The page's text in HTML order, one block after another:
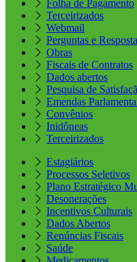
Folha de Pagamento
Terceirizados
Webmail
Perguntas e
Obras
Fiscais de Contratos
Dados abertos
Pesquisa de
Emendas
Convênios
Inidôneas
Terceirizados
Estagiários
Processos Seletivos
Plano Estratégico
Desonerações
Incentivos Culturais
Dados Abertos
Renúncias Fiscais
Saúde